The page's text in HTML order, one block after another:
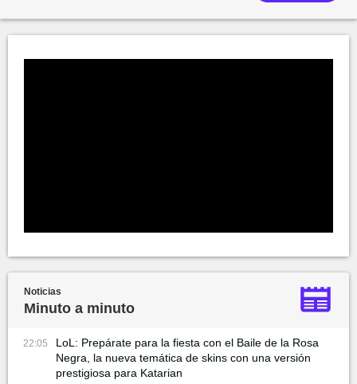
Noticias
Minuto a minuto
22:05
LoL: Prepárate para la fiesta con el Baile de la Rosa
Negra, la nueva temática de skins con una versión
prestigiosa para Katarian